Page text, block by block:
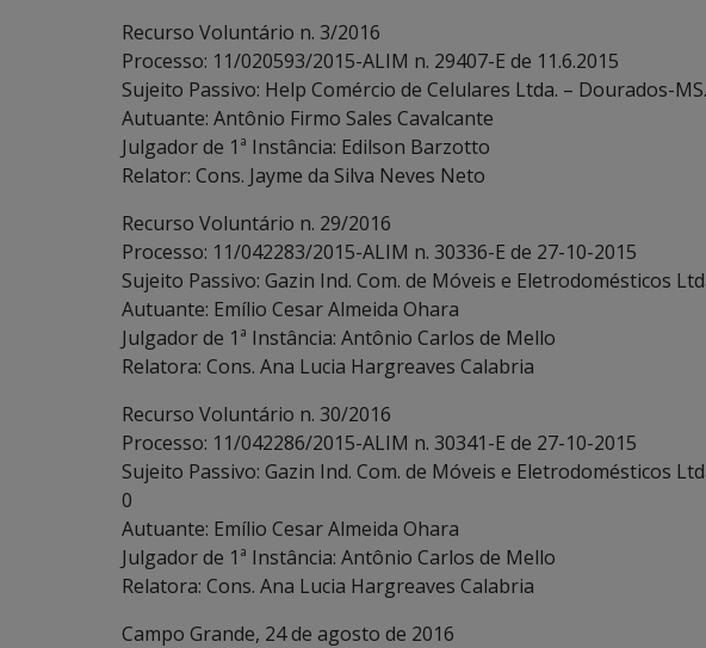
Recurso Voluntário n. 3/2016
Processo: 11/020593/2015-ALIM n. 29407-E de 11.6.2015
Sujeito Passivo: Help Comércio de Celulares Ltda. – Dourados-
Autuante: Antônio Firmo Sales Cavalcante
Julgador de 1ª Instância: Edilson Barzotto
Relator: Cons. Jayme da Silva Neves Neto
Recurso Voluntário n. 29/2016
Processo: 11/042283/2015-ALIM n. 30336-E de 27-10-2015
Sujeito Passivo: Gazin Ind. Com. de Móveis e Eletrodomésticos
Autuante: Emílio Cesar Almeida Ohara
Julgador de 1ª Instância: Antônio Carlos de Mello
Relatora: Cons. Ana Lucia Hargreaves Calabria
Recurso Voluntário n. 30/2016
Processo: 11/042286/2015-ALIM n. 30341-E de 27-10-2015
Sujeito Passivo: Gazin Ind. Com. de Móveis e Eletrodomésticos
0
Autuante: Emílio Cesar Almeida Ohara
Julgador de 1ª Instância: Antônio Carlos de Mello
Relatora: Cons. Ana Lucia Hargreaves Calabria
Campo Grande, 24 de agosto de 2016